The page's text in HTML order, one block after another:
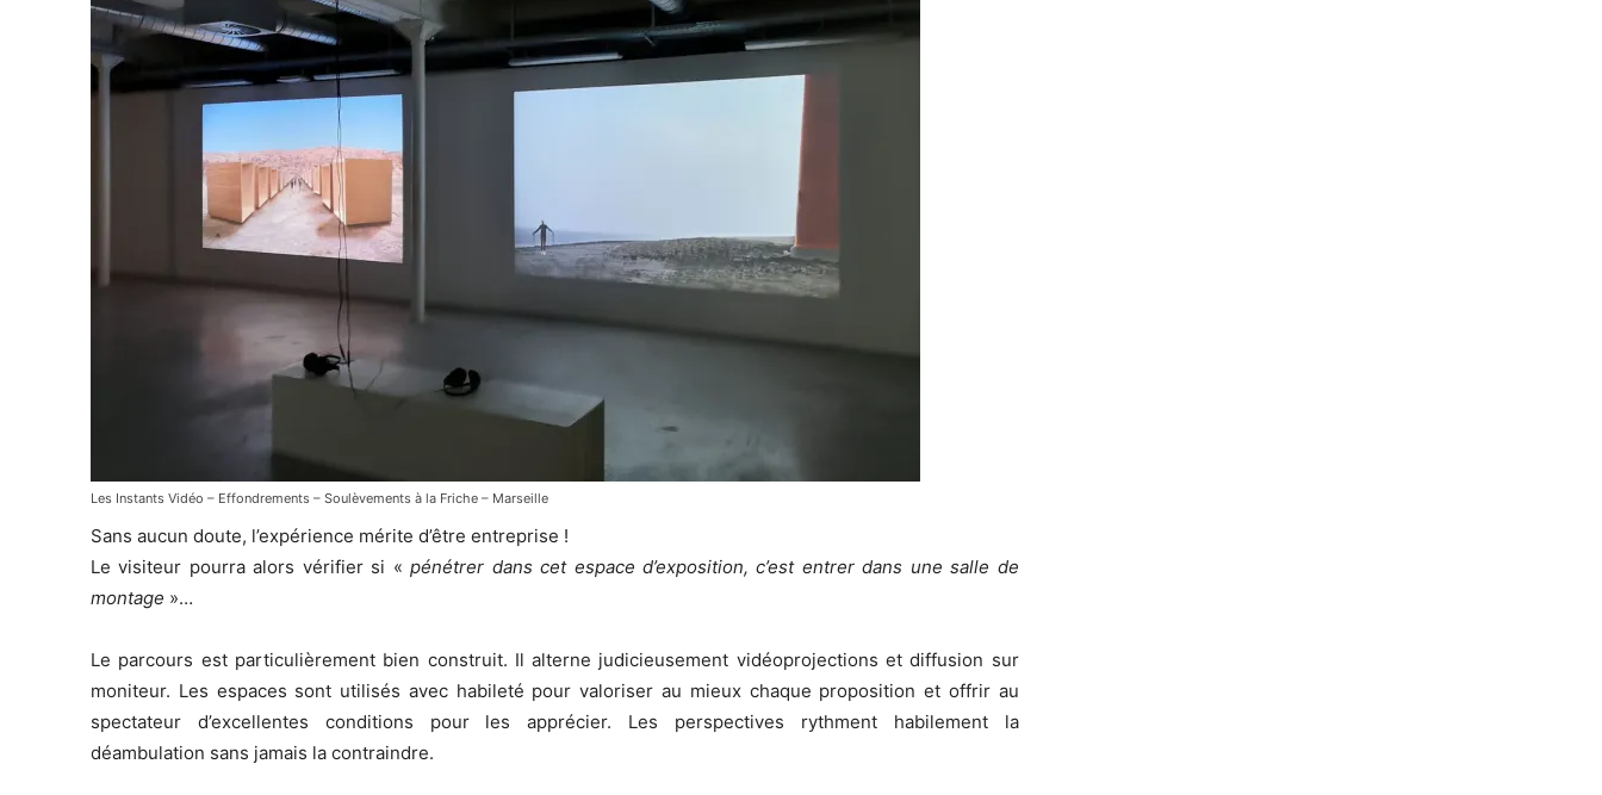
Les Instants Vidéo – Effondrements – Soulèvements à la Friche – Marseille
Sans aucun doute, l’expérience mérite d’être entreprise !
Le visiteur pourra alors vérifier si «pénétrer dans cet espace d’exposition, c’est entrer dans une salle de
montage »…
Le parcours est particulièrement bien construit. Il alterne judicieusement vidéoprojections et diffusion sur
moniteur. Les espaces sont utilisés avec habileté pour valoriser au mieux chaque proposition et offrir au
spectateur d’excellentes conditions pour les apprécier. Les perspectives rythment habilement la
déambulation sans jamais la contraindre.